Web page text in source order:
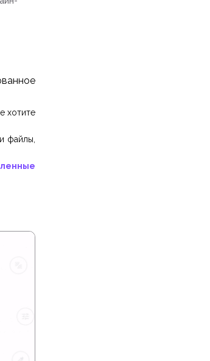
хотите
файлы,